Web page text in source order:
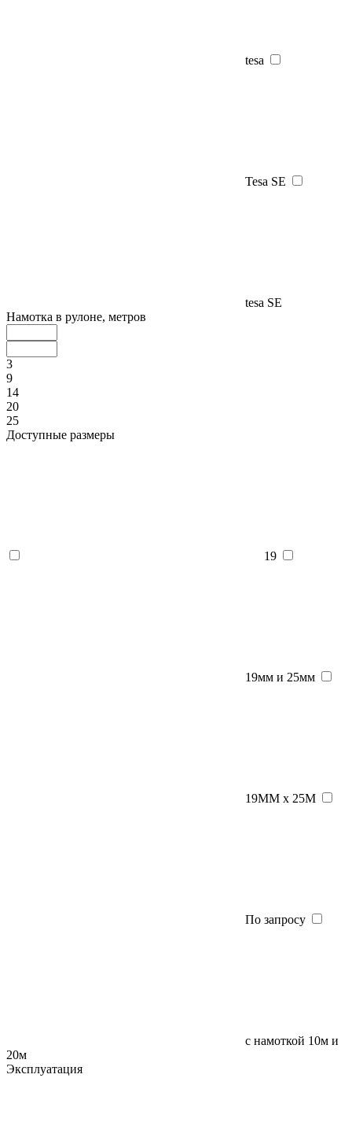
tesa
Tesa SE
tesa SE
Намотка в рулоне, метров
3
9
14
20
25
Доступные размеры
19
19мм и 25мм
19ММ х 25М
По запросу
с намоткой 10м и
20м
Эксплуатация